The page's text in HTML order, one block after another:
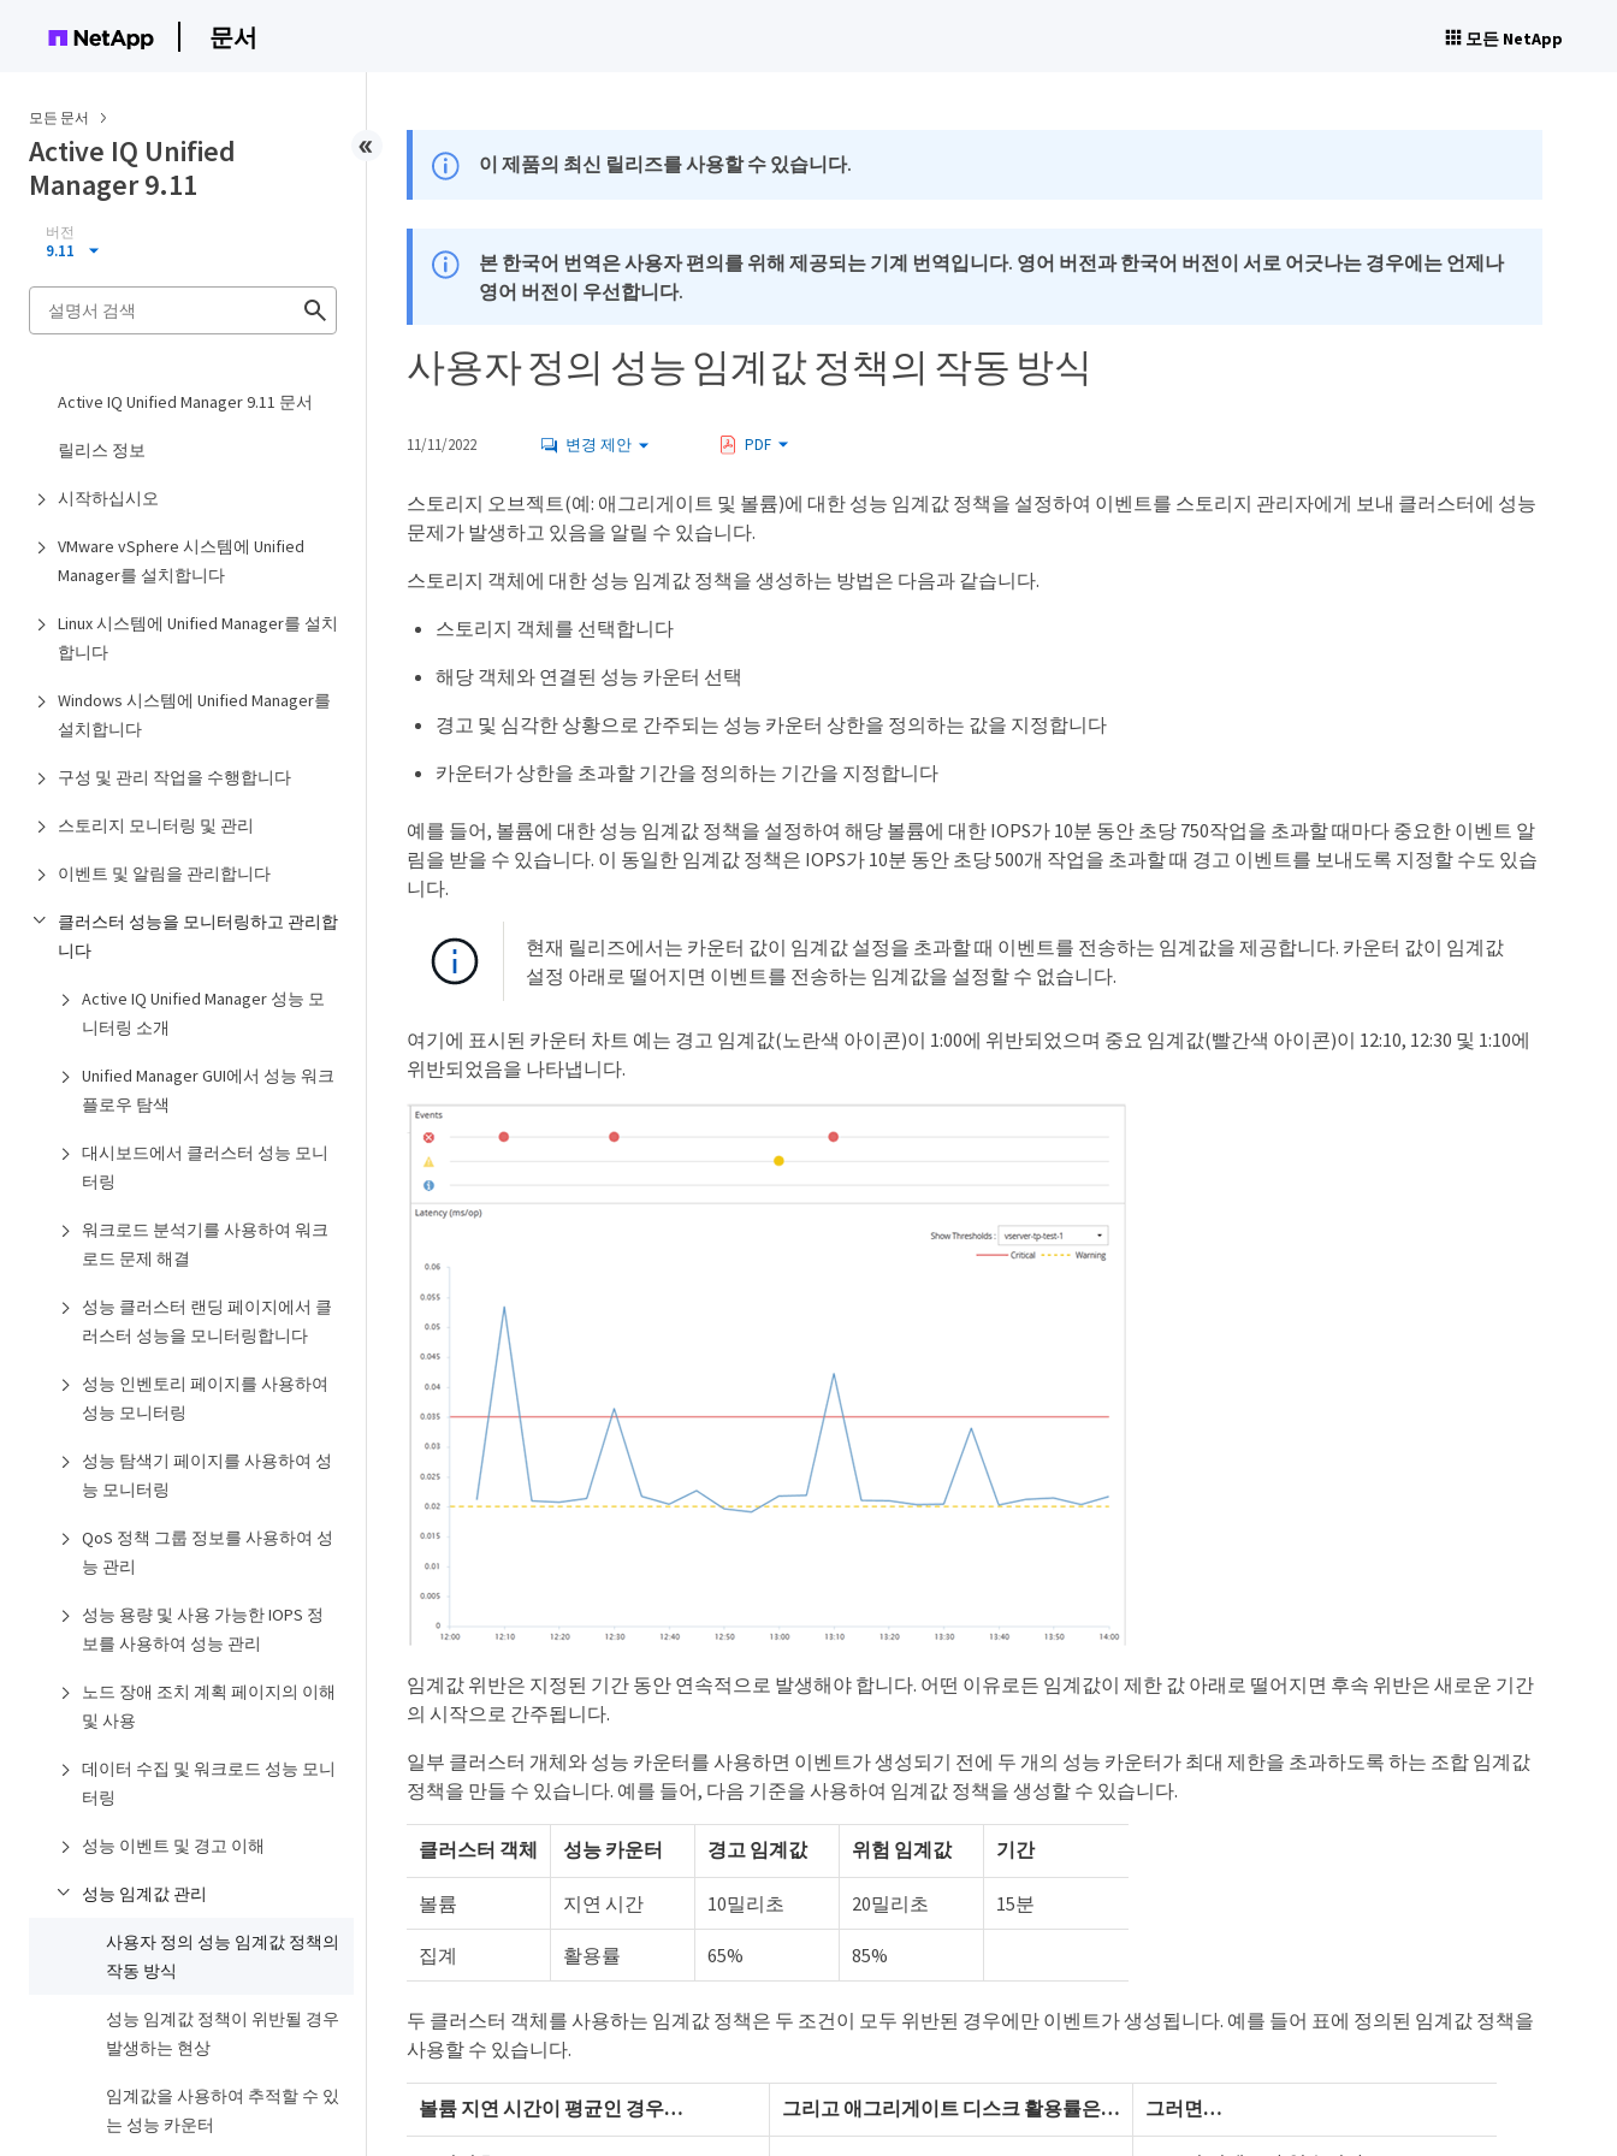
문서 모든 NetApp
모든 문서
Active IQ Unified
Manager 9.11
버전
9.11
Active IQ Unified Manager 9.11 문서
릴리스 정보
시작하십시오
VMware vSphere 시스템에 Unified
Manager를 설치합니다
Linux 시스템에 Unified Manager를 설치
합니다
Windows 시스템에 Unified Manager를
설치합니다
구성 및 관리 작업을 수행합니다
스토리지 모니터링 및 관리
이벤트 및 알림을 관리합니다
클러스터 성능을 모니터링하고 관리합
니다
Active IQ Unified Manager 성능 모
니터링 소개
Unified Manager GUI에서 성능 워크
플로우 탐색
대시보드에서 클러스터 성능 모니
터링
워크로드 분석기를 사용하여 워크
로드 문제 해결
성능 클러스터 랜딩 페이지에서 클
러스터 성능을 모니터링합니다
성능 인벤토리 페이지를 사용하여
성능 모니터링
성능 탐색기 페이지를 사용하여 성
능 모니터링
QoS 정책 그룹 정보를 사용하여 성
능 관리
성능 용량 및 사용 가능한 IOPS 정
보를 사용하여 성능 관리
노드 장애 조치 계획 페이지의 이해
및 사용
데이터 수집 및 워크로드 성능 모니
터링
성능 이벤트 및 경고 이해
성능 임계값 관리
사용자 정의 성능 임계값 정책의
작동 방식
성능 임계값 정책이 위반될 경우
발생하는 현상
임계값을 사용하여 추적할 수 있
는 성능 카운터
이 제품의 최신 릴리즈를 사용할 수 있습니다.
본 한국어 번역은 사용자 편의를 위해 제공되는 기계 번역입니다. 영어 버전과 한국어 버전이 서로 어긋나는 경우에는 언제나
영어 버전이 우선합니다.
사용자 정의 성능 임계값 정책의 작동 방식
11/11/2022 변경 제안 PDF
스토리지 오브젝트(예: 애그리게이트 및 볼륨)에 대한 성능 임계값 정책을 설정하여 이벤트를 스토리지 관리자에게 보내 클러스터에 성능
문제가 발생하고 있음을 알릴 수 있습니다.
스토리지 객체에 대한 성능 임계값 정책을 생성하는 방법은 다음과 같습니다.
스토리지 객체를 선택합니다
해당 객체와 연결된 성능 카운터 선택
경고 및 심각한 상황으로 간주되는 성능 카운터 상한을 정의하는 값을 지정합니다
카운터가 상한을 초과할 기간을 정의하는 기간을 지정합니다
예를 들어, 볼륨에 대한 성능 임계값 정책을 설정하여 해당 볼륨에 대한 IOPS가 10분 동안 초당 750작업을 초과할 때마다 중요한 이벤트 알
림을 받을 수 있습니다. 이 동일한 임계값 정책은 IOPS가 10분 동안 초당 500개 작업을 초과할 때 경고 이벤트를 보내도록 지정할 수도 있습
니다.
현재 릴리즈에서는 카운터 값이 임계값 설정을 초과할 때 이벤트를 전송하는 임계값을 제공합니다. 카운터 값이 임계값
설정 아래로 떨어지면 이벤트를 전송하는 임계값을 설정할 수 없습니다.
여기에 표시된 카운터 차트 예는 경고 임계값(노란색 아이콘)이 1:00에 위반되었으며 중요 임계값(빨간색 아이콘)이 12:10, 12:30 및 1:10에
위반되었음을 나타냅니다.
임계값 위반은 지정된 기간 동안 연속적으로 발생해야 합니다. 어떤 이유로든 임계값이 제한 값 아래로 떨어지면 후속 위반은 새로운 기간
의 시작으로 간주됩니다.
일부 클러스터 개체와 성능 카운터를 사용하면 이벤트가 생성되기 전에 두 개의 성능 카운터가 최대 제한을 초과하도록 하는 조합 임계값
정책을 만들 수 있습니다. 예를 들어, 다음 기준을 사용하여 임계값 정책을 생성할 수 있습니다.
클러스터 객체 성능 카운터 경고 임계값 위험 임계값 기간
볼륨 지연 시간 10밀리초 20밀리초 15분
집계 활용률 65% 85%
두 클러스터 객체를 사용하는 임계값 정책은 두 조건이 모두 위반된 경우에만 이벤트가 생성됩니다. 예를 들어 표에 정의된 임계값 정책을
사용할 수 있습니다.
볼륨 지연 시간이 평균인 경우…​ 그리고 애그리게이트 디스크 활용률은…​ 그러면…​